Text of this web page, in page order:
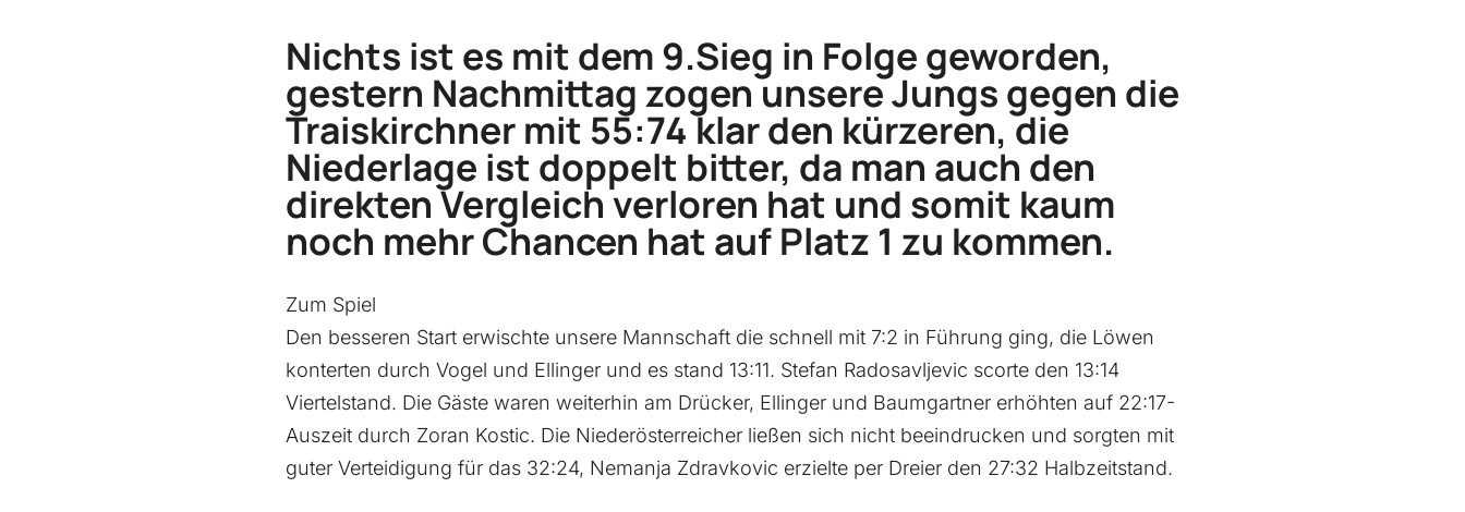
Nichts ist es mit dem 9.Sieg in Folge geworden,
gestern Nachmittag zogen unsere Jungs gegen die
Traiskirchner mit 55:74 klar den kürzeren, die
Niederlage ist doppelt bitter, da man auch den
direkten Vergleich verloren hat und somit kaum
noch mehr Chancen hat auf Platz 1 zu kommen.
Zum Spiel
Den besseren Start erwischte unsere Mannschaft die schnell mit 7:2 in Führung ging, die Löwen
konterten durch Vogel und Ellinger und es stand 13:11. Stefan Radosavljevic scorte den 13:14
Viertelstand. Die Gäste waren weiterhin am Drücker, Ellinger und Baumgartner erhöhten auf 22:17-
Auszeit durch Zoran Kostic. Die Niederösterreicher ließen sich nicht beeindrucken und sorgten mit
guter Verteidigung für das 32:24, Nemanja Zdravkovic erzielte per Dreier den 27:32 Halbzeitstand.